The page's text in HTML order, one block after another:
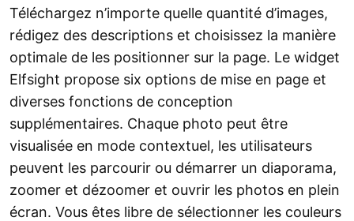
Téléchargez n’importe quelle quantité d’images,
rédigez des descriptions et choisissez la manière
optimale de les positionner sur la page. Le widget
Elfsight propose six options de mise en page et
diverses fonctions de conception
supplémentaires. Chaque photo peut être
visualisée en mode contextuel, les utilisateurs
peuvent les parcourir ou démarrer un diaporama,
zoomer et dézoomer et ouvrir les photos en plein
écran. Vous êtes libre de sélectionner les couleurs